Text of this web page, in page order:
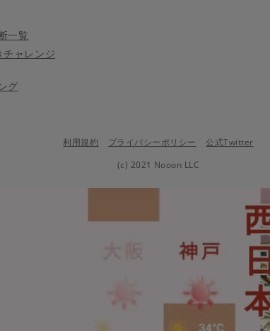
一覧
ャレンジ
グ
利用規約 プライバシーポリシー
公式Twitter
(c) 2021 Nooon LLC